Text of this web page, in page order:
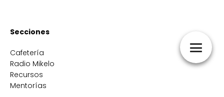
Secciones
Cafetería
Radio Mikelo
Recursos
Mentorías